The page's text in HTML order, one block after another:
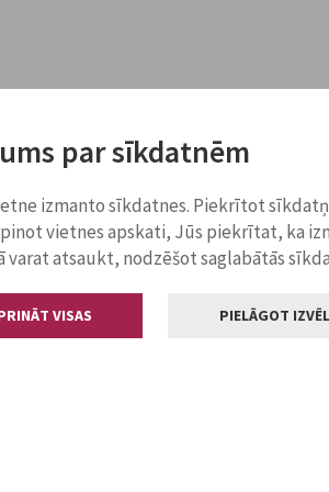
par sīkdatnēm
izmanto sīkdatnes. Piekrītot
vietnes apskati, Jūs piekrītat, ka
varat atsaukt, nodzēšot saglabātās
VISAS PIELĀGOT